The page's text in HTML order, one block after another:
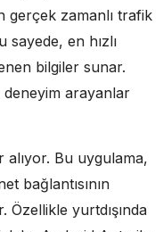
gerçek zamanlı trafik
sayede, en hızlı
bilgiler sunar.
arayanlar
alıyor. Bu uygulama,
bağlantısının
Özellikle yurtdışında